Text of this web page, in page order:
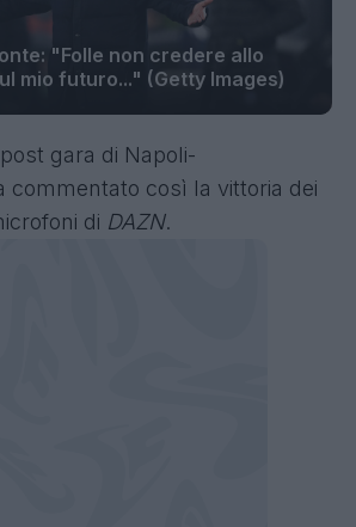
"Folle non credere allo
mio futuro..." (Getty Images)
gara di Napoli-
commentato così la vittoria dei
di DAZN.